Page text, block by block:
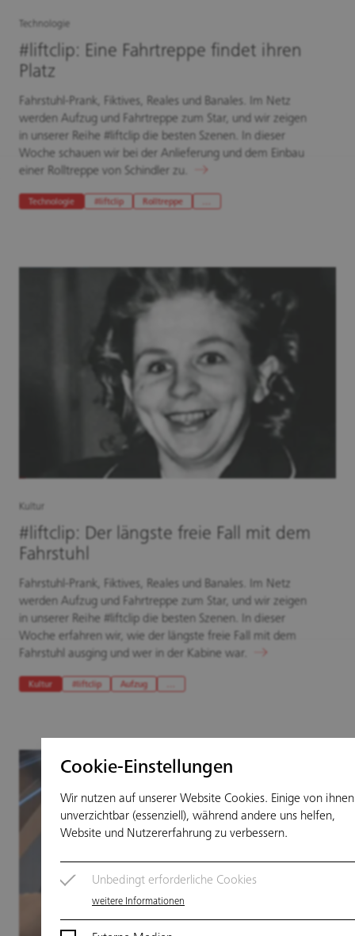
Cookie-Einstellungen
Wir nutzen auf unserer Website Cookies. Einige von
unverzichtbar (essenziell), während andere uns helfen,
Website und Nutzererfahrung zu verbessern.
Unbedingt erforderliche Cookies
weitere Informationen
Technologie
#liftclip: Eine Fahrtreppe findet ihren
Platz
Fahrstuhl-Prank, Fiktives, Reales und Banales. Im Netz
werden Aufzug und Fahrtreppe zum Star, und wir zeigen
in unserer Reihe #liftclip die besten Szenen. In dieser
Woche schauen wir bei der Anlieferung und dem Einbau
einer Rolltreppe von Schindler zu.
Technologie #liftclip Rolltreppe
Kultur
#liftclip: Der längste freie Fall mit dem
Fahrstuhl
Fahrstuhl-Prank, Fiktives, Reales und Banales. Im Netz
werden Aufzug und Fahrtreppe zum Star, und wir zeigen
in unserer Reihe #liftclip die besten Szenen. In dieser
Woche erfahren wir, wie der längste freie Fall mit dem
Fahrstuhl ausging und wer in der Kabine war.
Kultur #liftclip Aufzug